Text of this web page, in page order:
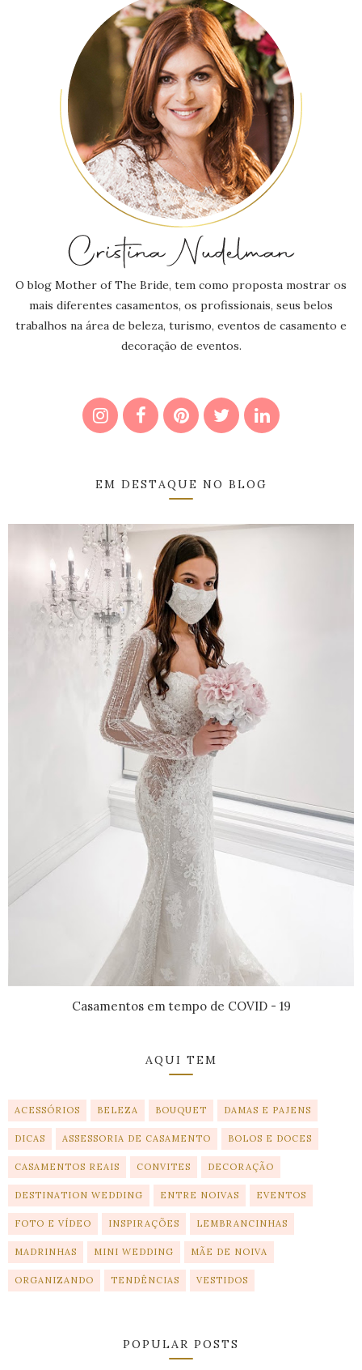
O blog Mother of The Bride, tem como proposta mostrar os
mais diferentes casamentos, os profissionais, seus belos
trabalhos na área de beleza, turismo, eventos de casamento e
decoração de eventos.
EM DESTAQUE NO BLOG
Casamentos em tempo de COVID - 19
AQUI TEM
ACESSÓRIOS BELEZA BOUQUET DAMAS E PAJENS
DICAS ASSESSORIA DE CASAMENTO BOLOS E DOCES
CASAMENTOS REAIS CONVITES DECORAÇÃO
DESTINATION WEDDING ENTRE NOIVAS EVENTOS
FOTO E VÍDEO INSPIRAÇÕES LEMBRANCINHAS
MADRINHAS MINI WEDDING MÃE DE NOIVA
ORGANIZANDO TENDÊNCIAS VESTIDOS
POPULAR POSTS